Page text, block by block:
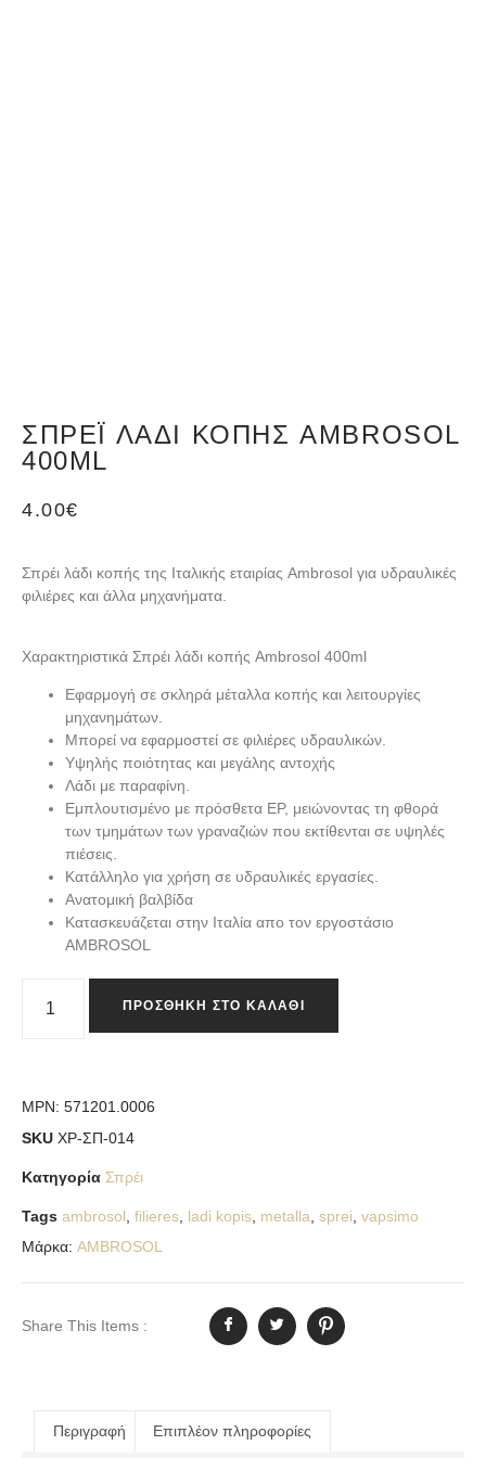
ΣΠΡΈΙ ΛΆΔΙ ΚΟΠΉΣ AMBROSOL
400ML
4.00€
Σπρέι λάδι κοπής της Ιταλικής εταιρίας Ambrosol για υδραυλικές
φιλιέρες και άλλα μηχανήματα.
Χαρακτηριστικά Σπρέι λάδι κοπής Ambrosol 400ml
Εφαρμογή σε σκληρά μέταλλα κοπής και λειτουργίες
μηχανημάτων.
Μπορεί να εφαρμοστεί σε φιλιέρες υδραυλικών.
Υψηλής ποιότητας και μεγάλης αντοχής
Λάδι με παραφίνη.
Εμπλουτισμένο με πρόσθετα EP, μειώνοντας τη φθορά
των τμημάτων των γραναζιών που εκτίθενται σε υψηλές
πιέσεις.
Κατάλληλο για χρήση σε υδραυλικές εργασίες.
Ανατομική βαλβίδα
Κατασκευάζεται στην Ιταλία απο τον εργοστάσιο
AMBROSOL
ΠΡΟΣΘΉΚΗ ΣΤΟ ΚΑΛΆΘΙ
MPN: 571201.0006
SKU ΧΡ-ΣΠ-014
Κατηγορία Σπρέι
Tags ambrosol filieres ladi kopis metalla sprei vapsimo
Μάρκα: AMBROSOL
Share This Items :
Περιγραφή Επιπλέον πληροφορίες